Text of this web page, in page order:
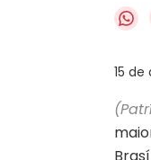
15 de